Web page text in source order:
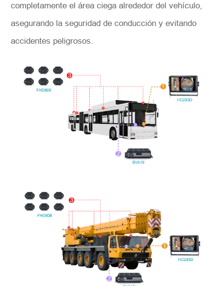
completamente el área ciega alrededor del vehículo,
asegurando la seguridad de conducción y evitando
accidentes peligrosos.